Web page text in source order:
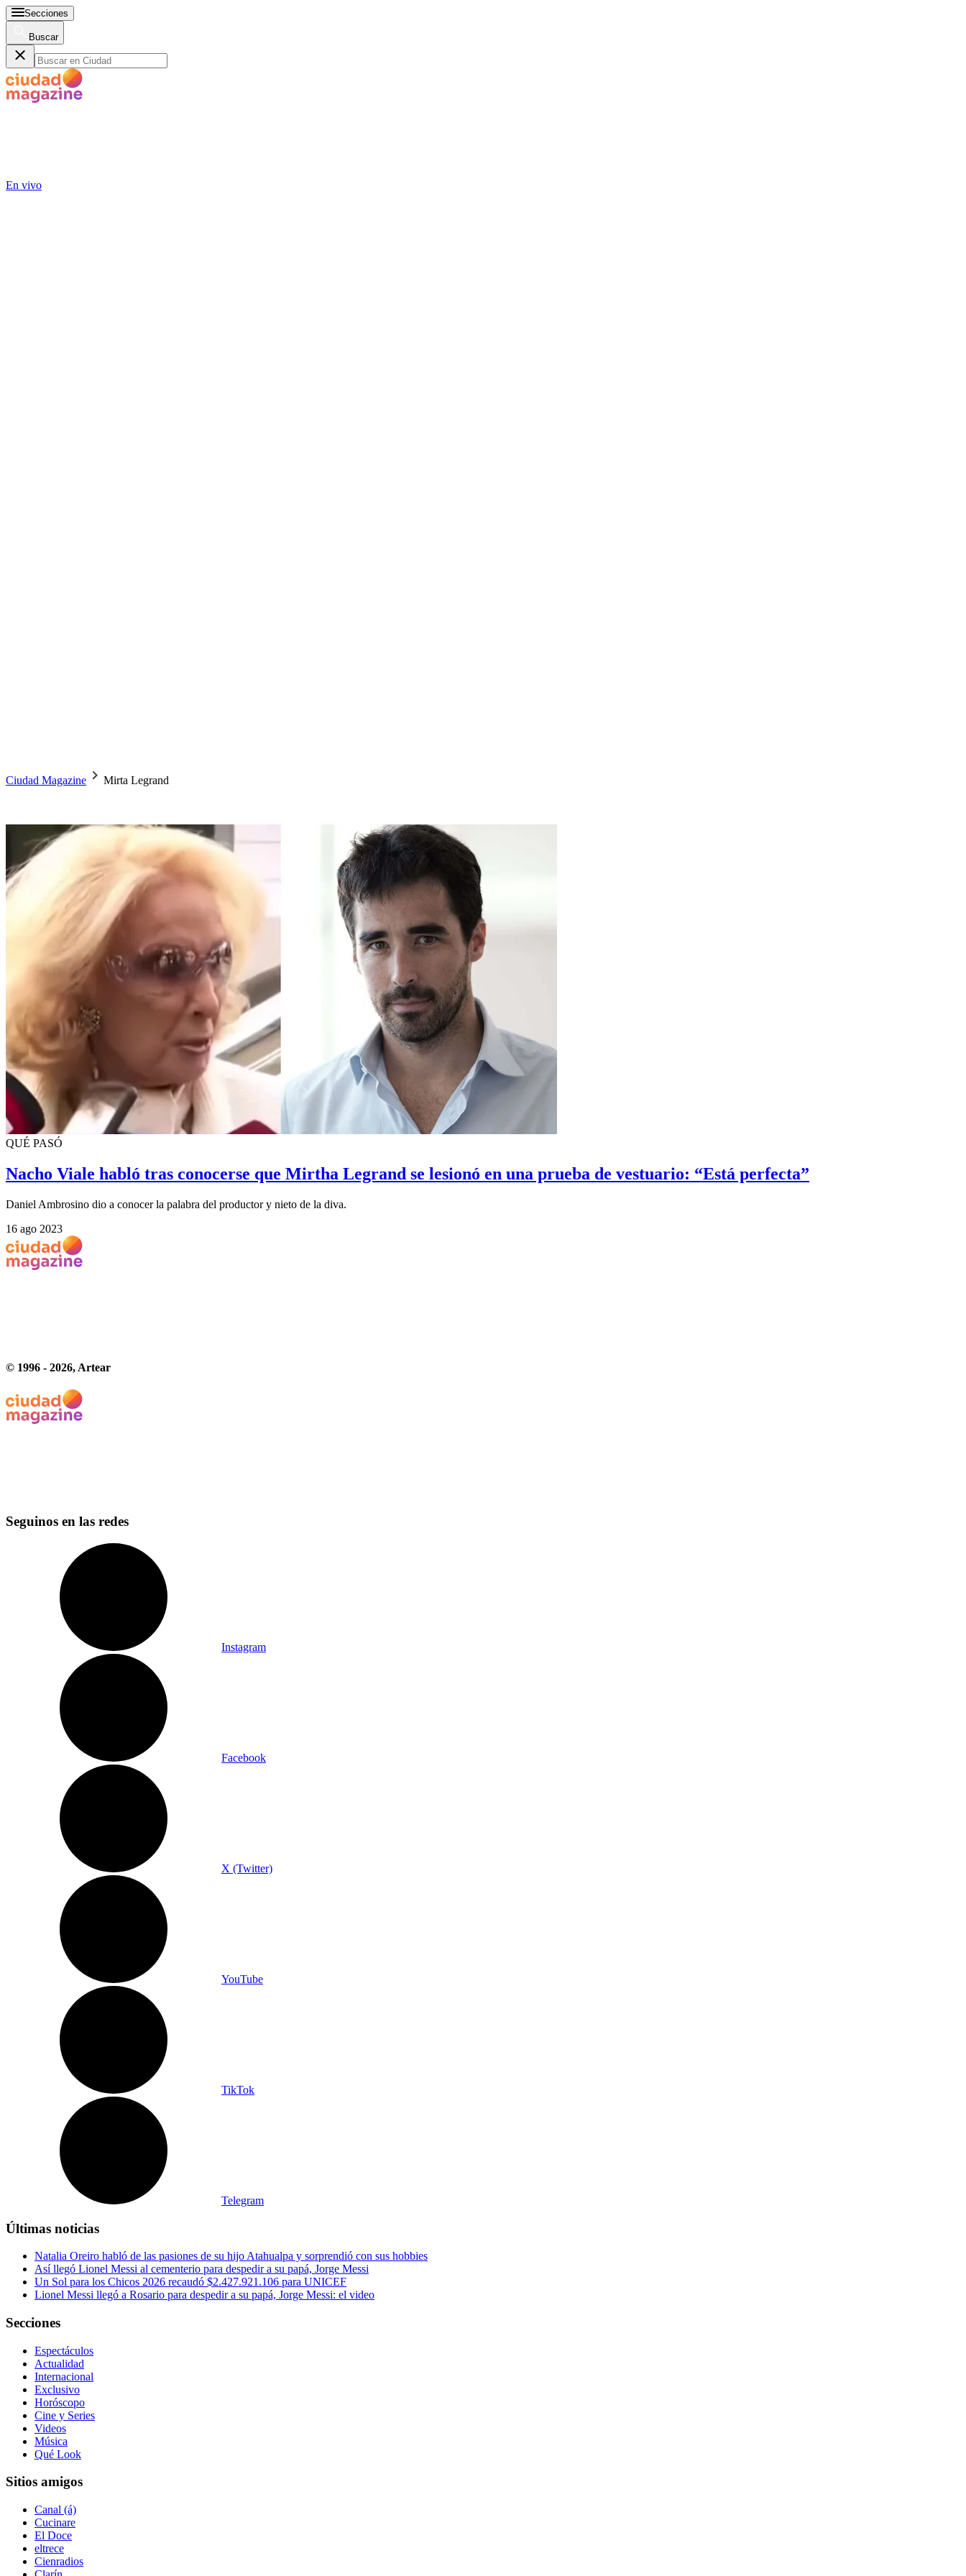
Secciones
Buscar
En vivo
Ciudad Magazine Mirta Legrand
QUÉ PASÓ
Nacho Viale habló tras conocerse que Mirtha Legrand se lesionó en una prueba de vestuario: “Está perfecta”
Daniel Ambrosino dio a conocer la palabra del productor y nieto de la diva.
16 ago 2023
© 1996 - 2026, Artear
Seguinos en las redes
Instagram
Facebook
X (Twitter)
YouTube
TikTok
Telegram
Últimas noticias
Natalia Oreiro habló de las pasiones de su hijo Atahualpa y sorprendió con sus hobbies
Así llegó Lionel Messi al cementerio para despedir a su papá, Jorge Messi
Un Sol para los Chicos 2026 recaudó $2.427.921.106 para UNICEF
Lionel Messi llegó a Rosario para despedir a su papá, Jorge Messi: el video
Secciones
Espectáculos
Actualidad
Internacional
Exclusivo
Horóscopo
Cine y Series
Videos
Música
Qué Look
Sitios amigos
Canal (á)
Cucinare
El Doce
eltrece
Cienradios